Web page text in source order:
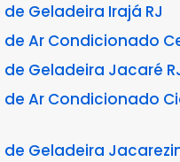
Geladeira Irajá RJ
Ar Condicionado
Geladeira Jacaré
de Ar Condicionado
Geladeira